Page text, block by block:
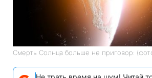
Смерть Солнца больше не приговор: